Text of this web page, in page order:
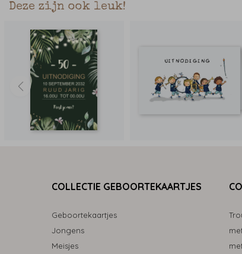
Deze zijn ook leuk!
COLLECTIE GEBOORTEKAARTJES
Geboortekaartjes
Jongens
Meisjes